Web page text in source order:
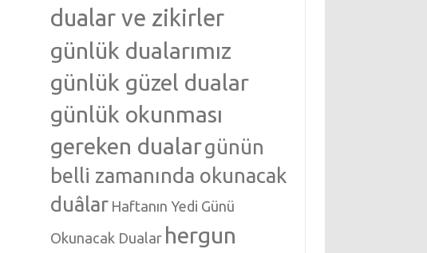
dualar ve zikirler
günlük dualarımız
günlük güzel dualar
günlük okunması
gereken dualargünün
belli zamanında okunacak
duâlar Haftanın Yedi Günü
Okunacak Dualar hergun